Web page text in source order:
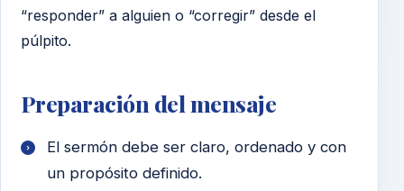
“responder” a alguien o “corregir” desde el
púlpito.
Preparación del mensaje
El sermón debe ser claro, ordenado y con
un propósito definido.